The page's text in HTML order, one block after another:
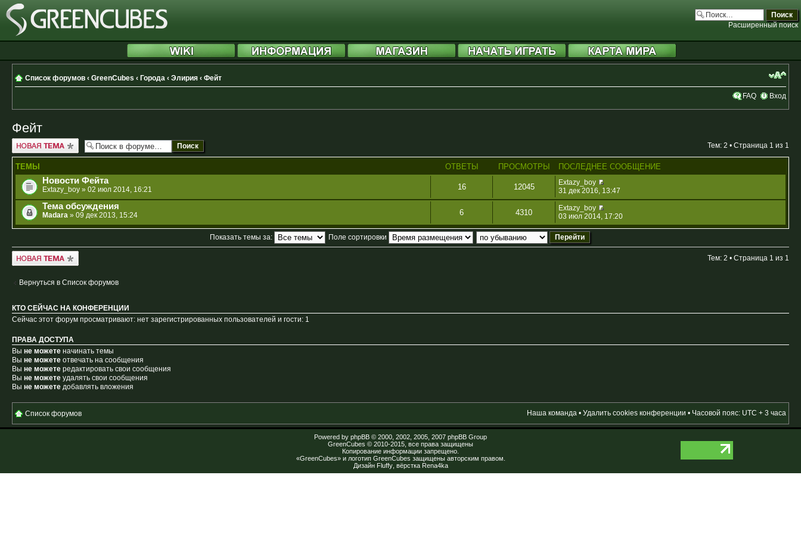
Расширенный поиск
Список форумов ‹ GreenCubes ‹ Города ‹ Элирия ‹ Фейт
FAQ Вход
Фейт
Новая тема Тем: 2 • Страница 1 из 1
ТЕМЫ ОТВЕТЫ ПРОСМОТРЫ ПОСЛЕДНЕЕ СООБЩЕНИЕ
Новости Фейта
Extazy_boy » 02 июл 2014, 16:21 16 12045
Extazy_boy
31 дек 2016, 13:47
Тема обсуждения
Madara » 09 дек 2013, 15:24 6 4310
Extazy_boy
03 июл 2014, 17:20
Показать темы за: Поле сортировки
Новая тема Тем: 2 • Страница 1 из 1
Вернуться в Список форумов
КТО СЕЙЧАС НА КОНФЕРЕНЦИИ
Сейчас этот форум просматривают: нет зарегистрированных пользователей и гости: 1
ПРАВА ДОСТУПА
Вы не можете начинать темы
Вы не можете отвечать на сообщения
Вы не можете редактировать свои сообщения
Вы не можете удалять свои сообщения
Вы не можете добавлять вложения
Список форумов Наша команда • Удалить cookies конференции • Часовой пояс: UTC + 3 часа
Powered by phpBB © 2000, 2002, 2005, 2007 phpBB Group
GreenCubes © 2010-2015, все права защищены
Копирование информации запрещено.
«GreenCubes» и логотип GreenCubes защищены авторским правом.
Дизайн Fluffy, вёрстка Rena4ka